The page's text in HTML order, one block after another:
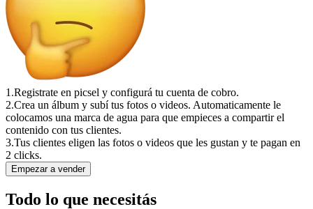
1.Registrate en picsel y configurá tu cuenta de cobro.
2.Crea un álbum y subí tus fotos o videos. Automaticamente le
colocamos una marca de agua para que empieces a compartir el
contenido con tus clientes.
3.Tus clientes eligen las fotos o videos que les gustan y te pagan en
2 clicks.
Empezar a vender
Todo lo que necesitás